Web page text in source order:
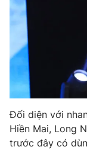
Sản phẩm
Thị trường
Tư vấn
Lịch phát sóng
Chuyên mục khác
Emagazine
Photo
Đối diện với
Hiền Mai, Long
trước đây có